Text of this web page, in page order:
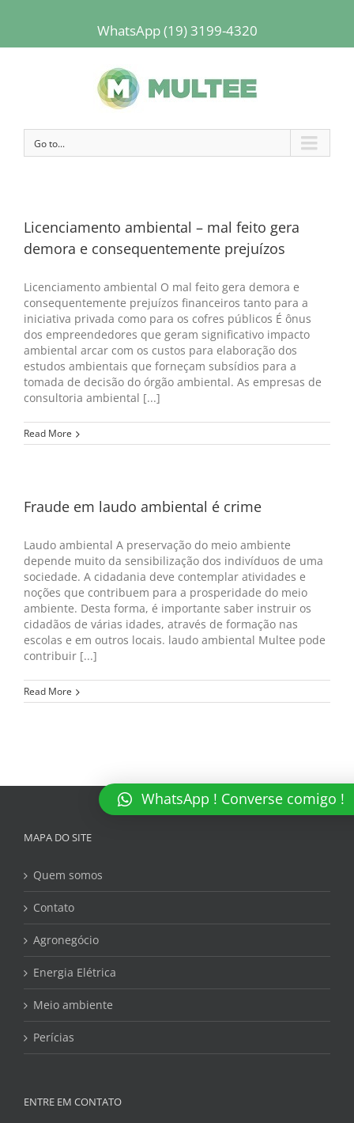
WhatsApp (19) 3199-4320
Go to...
Licenciamento ambiental – mal feito gera
demora e consequentemente prejuízos
Licenciamento ambiental O mal feito gera demora e
consequentemente prejuízos financeiros tanto para a
iniciativa privada como para os cofres públicos É ônus
dos empreendedores que geram significativo impacto
ambiental arcar com os custos para elaboração dos
estudos ambientais que forneçam subsídios para a
tomada de decisão do órgão ambiental. As empresas de
consultoria ambiental [...]
Read More
Fraude em laudo ambiental é crime
Laudo ambiental A preservação do meio ambiente
depende muito da sensibilização dos indivíduos de uma
sociedade. A cidadania deve contemplar atividades e
noções que contribuem para a prosperidade do meio
ambiente. Desta forma, é importante saber instruir os
cidadãos de várias idades, através de formação nas
escolas e em outros locais. laudo ambiental Multee pode
contribuir [...]
Read More
MAPA DO SITE
Quem somos
Contato
Agronegócio
Energia Elétrica
Meio ambiente
Perícias
ENTRE EM CONTATO
WhatsApp ! Converse comigo !